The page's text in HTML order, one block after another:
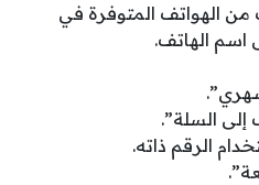
من الهواتف المتوفرة في
اسم الهاتف.
إلى السلة”.
الرقم ذاته.